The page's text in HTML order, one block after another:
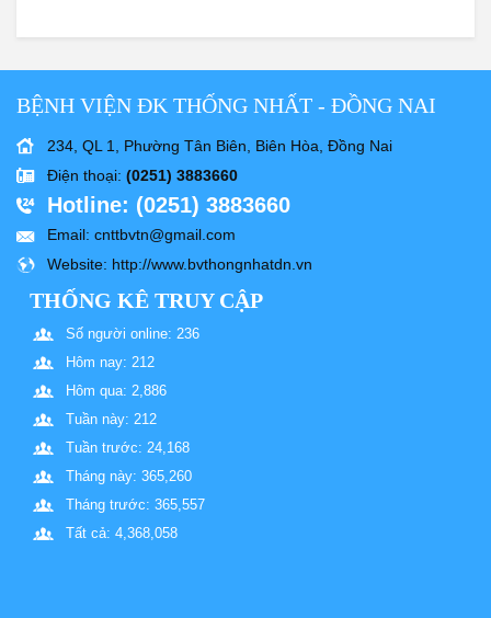
BỆNH VIỆN ĐK THỐNG NHẤT - ĐỒNG NAI
234, QL 1, Phường Tân Biên, Biên Hòa, Đồng Nai
Điện thoại: (0251) 3883660
Hotline: (0251) 3883660
Email: cnttbvtn@gmail.com
Website: http://www.bvthongnhatdn.vn
THỐNG KÊ TRUY CẬP
Số người online: 236
Hôm nay: 212
Hôm qua: 2,886
Tuần này: 212
Tuần trước: 24,168
Tháng này: 365,260
Tháng trước: 365,557
Tất cả: 4,368,058